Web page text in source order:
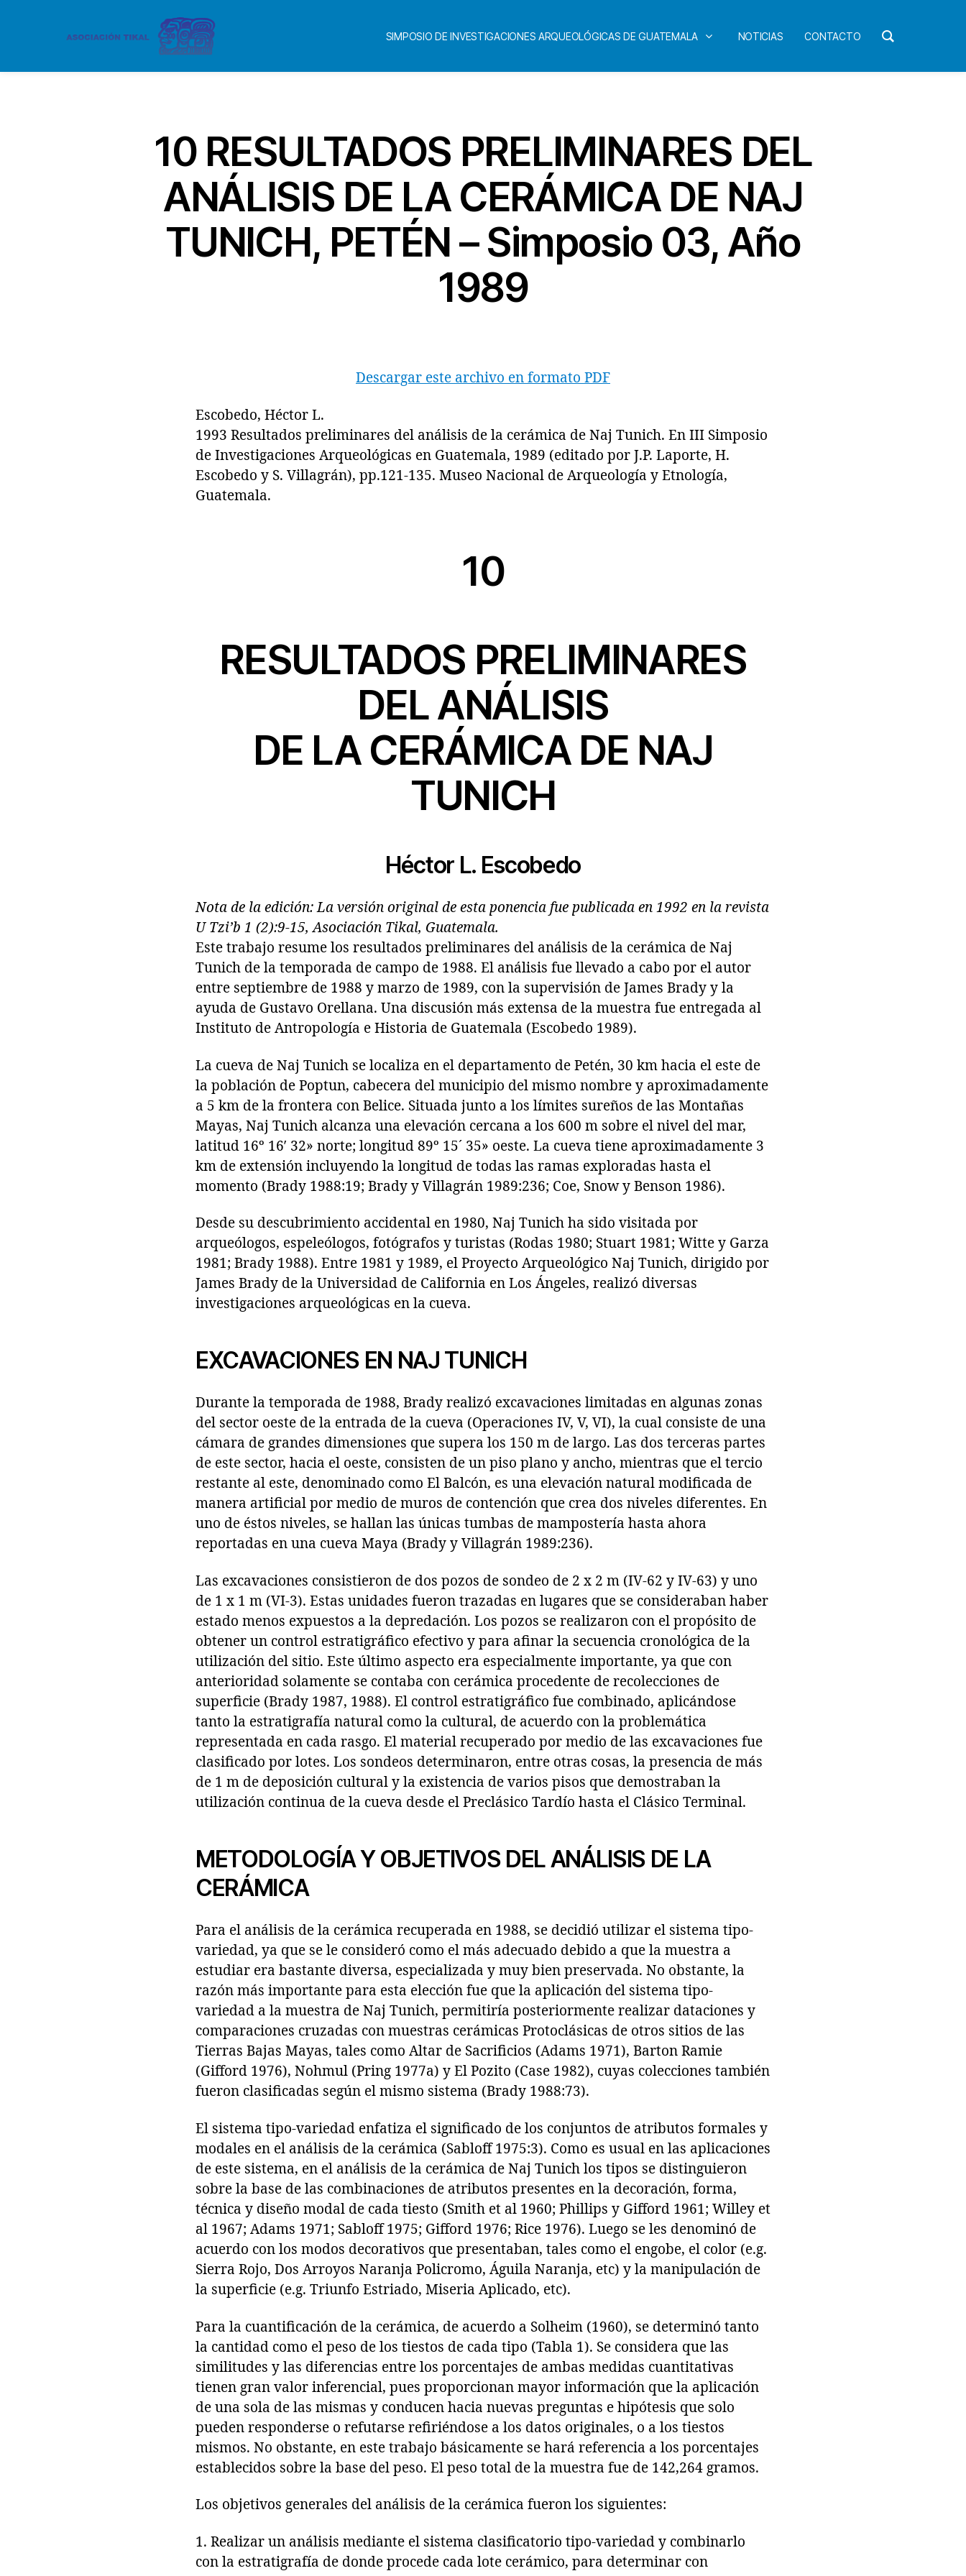
SIMPOSIO DE INVESTIGACIONES ARQUEOLÓGICAS DE GUATEMALA NOTICIAS CONTACTO
10 RESULTADOS PRELIMINARES DEL
ANÁLISIS DE LA CERÁMICA DE NAJ
TUNICH, PETÉN – Simposio 03, Año
1989
Descargar este archivo en formato PDF
Escobedo, Héctor L.
1993 Resultados preliminares del análisis de la cerámica de Naj Tunich. En III Simposio
de Investigaciones Arqueológicas en Guatemala, 1989 (editado por J.P. Laporte, H.
Escobedo y S. Villagrán), pp.121-135. Museo Nacional de Arqueología y Etnología,
Guatemala.
10
RESULTADOS PRELIMINARES
DEL ANÁLISIS
DE LA CERÁMICA DE NAJ
TUNICH
Héctor L. Escobedo
Nota de la edición: La versión original de esta ponencia fue publicada en 1992 en la revista
U Tzi’b 1 (2):9-15, Asociación Tikal, Guatemala.
Este trabajo resume los resultados preliminares del análisis de la cerámica de Naj
Tunich de la temporada de campo de 1988. El análisis fue llevado a cabo por el autor
entre septiembre de 1988 y marzo de 1989, con la supervisión de James Brady y la
ayuda de Gustavo Orellana. Una discusión más extensa de la muestra fue entregada al
Instituto de Antropología e Historia de Guatemala (Escobedo 1989).
La cueva de Naj Tunich se localiza en el departamento de Petén, 30 km hacia el este de
la población de Poptun, cabecera del municipio del mismo nombre y aproximadamente
a 5 km de la frontera con Belice. Situada junto a los límites sureños de las Montañas
Mayas, Naj Tunich alcanza una elevación cercana a los 600 m sobre el nivel del mar,
latitud 16º 16′ 32» norte; longitud 89º 15´ 35» oeste. La cueva tiene aproximadamente 3
km de extensión incluyendo la longitud de todas las ramas exploradas hasta el
momento (Brady 1988:19; Brady y Villagrán 1989:236; Coe, Snow y Benson 1986).
Desde su descubrimiento accidental en 1980, Naj Tunich ha sido visitada por
arqueólogos, espeleólogos, fotógrafos y turistas (Rodas 1980; Stuart 1981; Witte y Garza
1981; Brady 1988). Entre 1981 y 1989, el Proyecto Arqueológico Naj Tunich, dirigido por
James Brady de la Universidad de California en Los Ángeles, realizó diversas
investigaciones arqueológicas en la cueva.
EXCAVACIONES EN NAJ TUNICH
Durante la temporada de 1988, Brady realizó excavaciones limitadas en algunas zonas
del sector oeste de la entrada de la cueva (Operaciones IV, V, VI), la cual consiste de una
cámara de grandes dimensiones que supera los 150 m de largo. Las dos terceras partes
de este sector, hacia el oeste, consisten de un piso plano y ancho, mientras que el tercio
restante al este, denominado como El Balcón, es una elevación natural modificada de
manera artificial por medio de muros de contención que crea dos niveles diferentes. En
uno de éstos niveles, se hallan las únicas tumbas de mampostería hasta ahora
reportadas en una cueva Maya (Brady y Villagrán 1989:236).
Las excavaciones consistieron de dos pozos de sondeo de 2 x 2 m (IV-62 y IV-63) y uno
de 1 x 1 m (VI-3). Estas unidades fueron trazadas en lugares que se consideraban haber
estado menos expuestos a la depredación. Los pozos se realizaron con el propósito de
obtener un control estratigráfico efectivo y para afinar la secuencia cronológica de la
utilización del sitio. Este último aspecto era especialmente importante, ya que con
anterioridad solamente se contaba con cerámica procedente de recolecciones de
superficie (Brady 1987, 1988). El control estratigráfico fue combinado, aplicándose
tanto la estratigrafía natural como la cultural, de acuerdo con la problemática
representada en cada rasgo. El material recuperado por medio de las excavaciones fue
clasificado por lotes. Los sondeos determinaron, entre otras cosas, la presencia de más
de 1 m de deposición cultural y la existencia de varios pisos que demostraban la
utilización continua de la cueva desde el Preclásico Tardío hasta el Clásico Terminal.
METODOLOGÍA Y OBJETIVOS DEL ANÁLISIS DE LA
CERÁMICA
Para el análisis de la cerámica recuperada en 1988, se decidió utilizar el sistema tipo-
variedad, ya que se le consideró como el más adecuado debido a que la muestra a
estudiar era bastante diversa, especializada y muy bien preservada. No obstante, la
razón más importante para esta elección fue que la aplicación del sistema tipo-
variedad a la muestra de Naj Tunich, permitiría posteriormente realizar dataciones y
comparaciones cruzadas con muestras cerámicas Protoclásicas de otros sitios de las
Tierras Bajas Mayas, tales como Altar de Sacrificios (Adams 1971), Barton Ramie
(Gifford 1976), Nohmul (Pring 1977a) y El Pozito (Case 1982), cuyas colecciones también
fueron clasificadas según el mismo sistema (Brady 1988:73).
El sistema tipo-variedad enfatiza el significado de los conjuntos de atributos formales y
modales en el análisis de la cerámica (Sabloff 1975:3). Como es usual en las aplicaciones
de este sistema, en el análisis de la cerámica de Naj Tunich los tipos se distinguieron
sobre la base de las combinaciones de atributos presentes en la decoración, forma,
técnica y diseño modal de cada tiesto (Smith et al 1960; Phillips y Gifford 1961; Willey et
al 1967; Adams 1971; Sabloff 1975; Gifford 1976; Rice 1976). Luego se les denominó de
acuerdo con los modos decorativos que presentaban, tales como el engobe, el color (e.g.
Sierra Rojo, Dos Arroyos Naranja Policromo, Águila Naranja, etc) y la manipulación de
la superficie (e.g. Triunfo Estriado, Miseria Aplicado, etc).
Para la cuantificación de la cerámica, de acuerdo a Solheim (1960), se determinó tanto
la cantidad como el peso de los tiestos de cada tipo (Tabla 1). Se considera que las
similitudes y las diferencias entre los porcentajes de ambas medidas cuantitativas
tienen gran valor inferencial, pues proporcionan mayor información que la aplicación
de una sola de las mismas y conducen hacia nuevas preguntas e hipótesis que solo
pueden responderse o refutarse refiriéndose a los datos originales, o a los tiestos
mismos. No obstante, en este trabajo básicamente se hará referencia a los porcentajes
establecidos sobre la base del peso. El peso total de la muestra fue de 142,264 gramos.
Los objetivos generales del análisis de la cerámica fueron los siguientes:
1. Realizar un análisis mediante el sistema clasificatorio tipo-variedad y combinarlo
con la estratigrafía de donde procede cada lote cerámico, para determinar con